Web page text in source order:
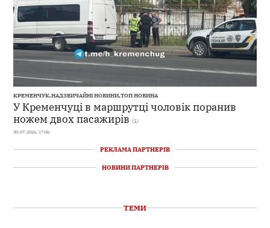
КРЕМЕНЧУК,НАДЗВИЧАЙНІ НОВИНИ,ТОП НОВИНА
У Кременчуці в маршрутці чоловік поранив
ножем двох пасажирів (1)
30-07-2026, 17:06
РЕКЛАМА ПАРТНЕРІВ
НОВИНИ ПАРТНЕРІВ
ТЕМИ